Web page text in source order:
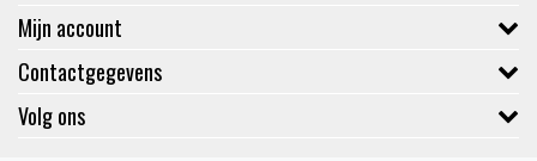
Mijn account
Contactgegevens
Volg ons